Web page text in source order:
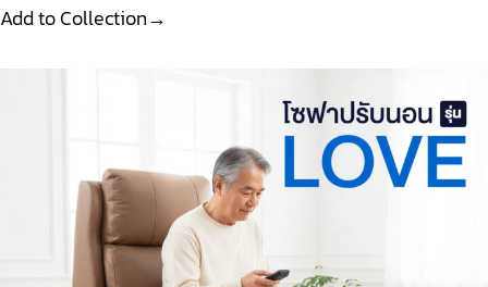
Add to Collection→